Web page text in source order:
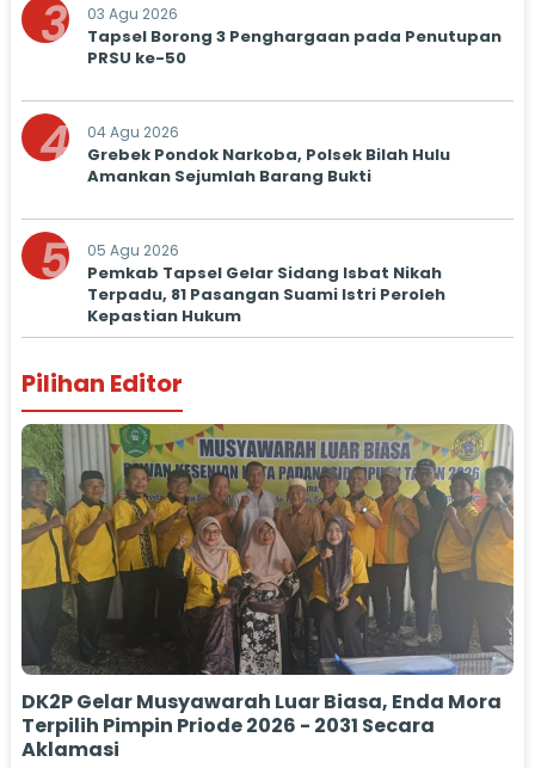
3 03 Agu 2026
Tapsel Borong 3 Penghargaan pada Penutupan
PRSU ke-50
4 04 Agu 2026
Grebek Pondok Narkoba, Polsek Bilah Hulu
Amankan Sejumlah Barang Bukti
5 05 Agu 2026
Pemkab Tapsel Gelar Sidang Isbat Nikah
Terpadu, 81 Pasangan Suami Istri Peroleh
Kepastian Hukum
Pilihan Editor
DK2P Gelar Musyawarah Luar Biasa, Enda Mora
Terpilih Pimpin Priode 2026 - 2031 Secara
Aklamasi